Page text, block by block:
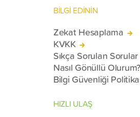
BİLGİ EDİNİN
Zekat Hesaplama
KVKK
Sıkça Sorulan Sorular
Nasıl Gönüllü Olurum?
Bilgi Güvenliği
HIZLI ULAŞ